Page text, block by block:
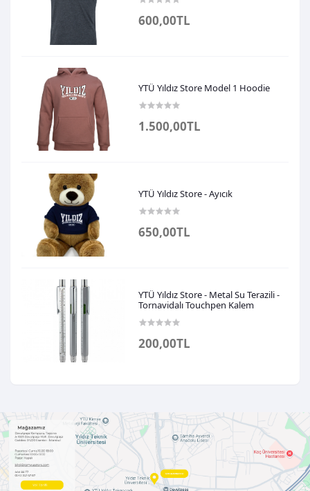
600,00TL
YTÜ Yıldız Store Model 1 Hoodie
1.500,00TL
YTÜ Yıldız Store - Ayıcık
650,00TL
YTÜ Yıldız Store - Metal Su Terazili -
Tornavidalı Touchpen Kalem
200,00TL